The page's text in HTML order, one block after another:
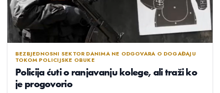
BEZBJEDNOSNI SEKTOR DANIMA NE ODGOVARA O DOGAĐAJU
TOKOM POLICIJSKE OBUKE
Policija ćuti o ranjavanju kolege, ali traži ko
je progovorio